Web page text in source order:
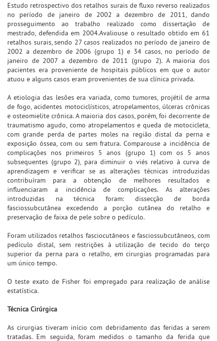
Estudo retrospectivo dos retalhos surais de fluxo reverso realizados
no período de janeiro de 2002 a dezembro de 2011, dando
prosseguimento ao trabalho realizado como dissertação de
mestrado, defendida em 2004.Avaliouse o resultado obtido em 61
retalhos surais, sendo 27 casos realizados no período de janeiro de
2002 a dezembro de 2006 (grupo 1) e 34 casos, no período de
janeiro de 2007 a dezembro de 2011 (grupo 2). A maioria dos
pacientes era proveniente de hospitais públicos em que o autor
atuou e alguns casos eram provenientes de sua clínica privada.
A etiologia das lesões era variada, como tumores, projétil de arma
de fogo, acidentes motociclísticos, atropelamentos, úlceras crônicas
e osteomielite crônica. A maioria dos casos, porém, foi decorrente de
traumatismo agudo, como atropelamentos e queda de motocicleta,
com grande perda de partes moles na região distal da perna e
exposição óssea, com ou sem fratura. Comparouse a incidência de
complicações nos primeiros 5 anos (grupo 1) com os 5 anos
subsequentes (grupo 2), para diminuir o viés relativo à curva de
aprendizagem e verificar se as alterações técnicas introduzidas
contribuíram para a obtenção de melhores resultados e
influenciaram a incidência de complicações. As alterações
introduzidas na técnica foram: dissecção de borda
fasciossubcutânea excedendo a porção cutânea do retalho e
preservação de faixa de pele sobre o pedículo.
Foram utilizados retalhos fasciocutâneos e fasciossubcutâneos, com
pedículo distal, sem restrições à utilização de tecido do terço
superior da perna para o retalho, em cirurgias programadas para
um único tempo.
O teste exato de Fisher foi empregado para realização de análise
estatística.
Técnica Cirúrgica
As cirurgias tiveram início com debridamento das feridas a serem
tratadas. Em seguida, foram medidos o tamanho da ferida que